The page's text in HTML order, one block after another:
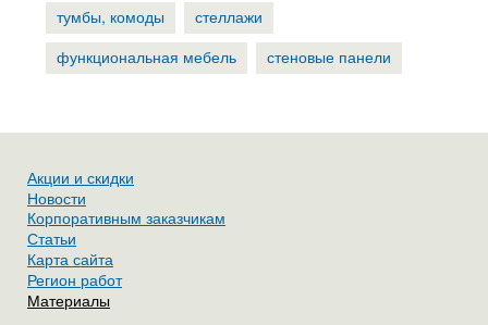
тумбы, комоды
стеллажи
функциональная мебель
стеновые панели
Акции и скидки
Новости
Корпоративным заказчикам
Статьи
Карта сайта
Регион работ
Материалы